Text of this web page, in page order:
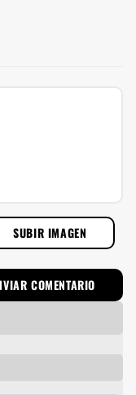
SUBIR IMAGEN